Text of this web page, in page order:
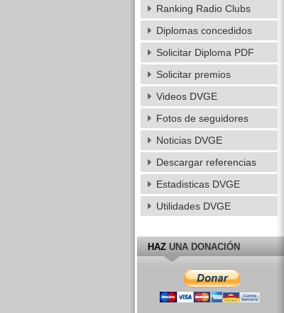
Ranking Radio Clubs
Diplomas concedidos
Solicitar Diploma PDF
Solicitar premios
Videos DVGE
Fotos de seguidores
Noticias DVGE
Descargar referencias
Estadisticas DVGE
Utilidades DVGE
HAZUNA DONACIÓN